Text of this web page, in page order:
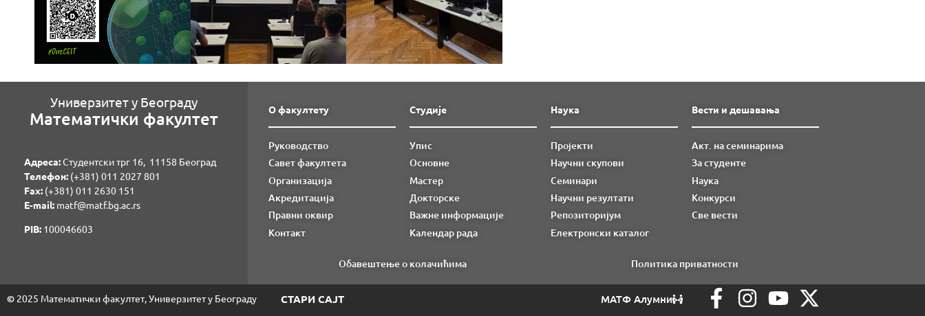
Универзитет у Београду
Математички факултет
Адреса:Студентски трг 16, 11158 Београд
Телефон: (+381) 011 2027 801
Fаx: (+381) 011 2630 151
E-mail: matf@matf.bg.ac.rs
PIB: 100046603
О факултету
Руководство
Савет факултета
Организација
Акредитација
Правни оквир
Контакт
Студије
Упис
Основне
Мастер
Докторске
Важне информације
Календар рада
Наука
Пројекти
Научни скупови
Семинари
Научни резултати
Репозиторијум
Електронски каталог
Вести и дешавања
Акт. на семинарима
За студенте
Наука
Конкурси
Све вести
Обавештење о колачићима Политика приватности
© 2025 Математички факултет, Универзитет у Београду СТАРИ САЈТ МАТФ Алумни